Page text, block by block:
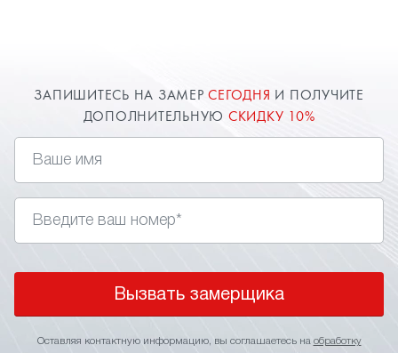
ЗАПИШИТЕСЬ НА ЗАМЕРСЕГОДНЯ И ПОЛУЧИТЕ
ДОПОЛНИТЕЛЬНУЮ СКИДКУ 10%
Вызвать замерщика
Оставляя контактную информацию, вы соглашаетесь на обработку